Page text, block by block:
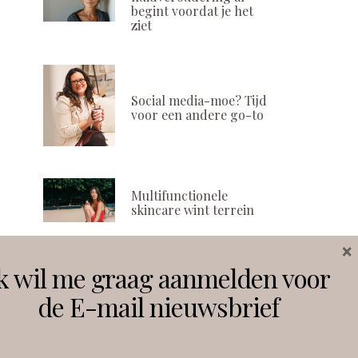
begint voordat je het
ziet
Social media-moe? Tijd
voor een andere go-to
Multifunctionele
skincare wint terrein
Volg ons
wil me graag aanmelden voor
de E-mail nieuwsbrief
×